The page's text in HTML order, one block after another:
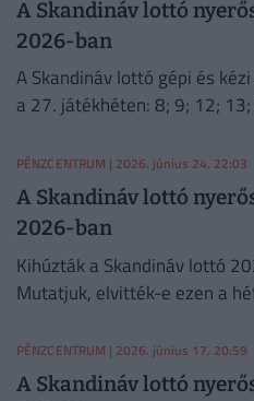
A Skandináv lottó
2026-ban
A Skandináv lottó gépi és
a 27. játékhéten: 8; 9; 12;
PÉNZCENTRUM | 2026. június 24. 22:03
A Skandináv lottó
2026-ban
Kihúzták a Skandináv lottó
Mutatjuk, elvitték-e ezen a
PÉNZCENTRUM | 2026. június 17. 20:59
A Skandináv lottó